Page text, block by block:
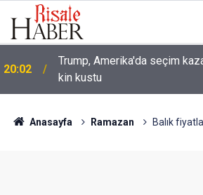
20:02
Trump, Amerika'da seçim
kin kustu
Anasayfa Ramazan Balık